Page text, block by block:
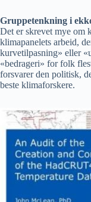
Gruppetenkning i
Det er skrevet mye om
klimapanelets arbeid,
kurvetilpasning» eller
«bedrageri» for folk
forsvarer den politisk,
beste klimaforskere.